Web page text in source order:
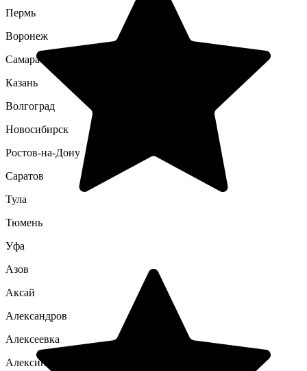
Пермь
Воронеж
Самара
Казань
Волгоград
Новосибирск
Ростов-на-Дону
Саратов
Тула
Тюмень
Уфа
Азов
Аксай
Александров
Алексеевка
Алексин